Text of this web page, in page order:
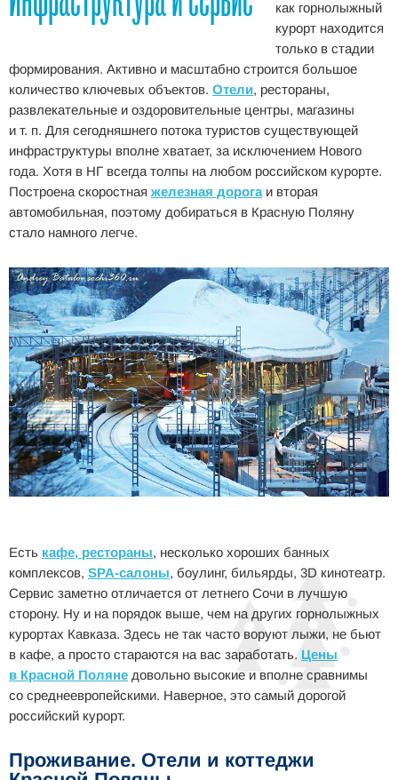
как горнолыжный
курорт находится
только в стадии
формирования. Активно и масштабно строится большое
количество ключевых объектов. Отели, рестораны,
развлекательные и оздоровительные центры, магазины
и т. п. Для сегодняшнего потока туристов существующей
инфраструктуры вполне хватает, за исключением Нового
года. Хотя в НГ всегда толпы на любом российском курорте.
Построена скоростная железная дорога и вторая
автомобильная, поэтому добираться в Красную Поляну
стало намного легче.
Есть кафе, рестораны, несколько хороших банных
комплексов, SPA-салоны, боулинг, бильярды, 3D кинотеатр.
Сервис заметно отличается от летнего Сочи в лучшую
сторону. Ну и на порядок выше, чем на других горнолыжных
курортах Кавказа. Здесь не так часто воруют лыжи, не бьют
в кафе, а просто стараются на вас заработать. Цены
в Красной Поляне довольно высокие и вполне сравнимы
со среднеевропейскими. Наверное, это самый дорогой
российский курорт.
Проживание. Отели и коттеджи